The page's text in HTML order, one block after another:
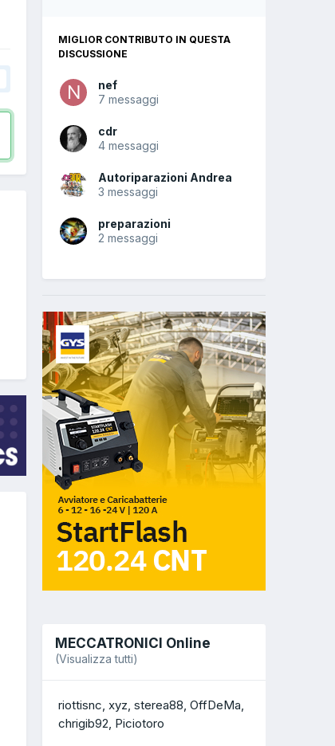
MIGLIOR CONTRIBUTO IN QUESTA
DISCUSSIONE
nef
7 messaggi
cdr
4 messaggi
Autoriparazioni Andrea
3 messaggi
preparazioni
2 messaggi
MECCATRONICI Online
(Visualizza tutti)
riottisnc xyz sterea88 OffDeMa
chrigib92 Piciotoro